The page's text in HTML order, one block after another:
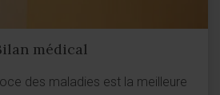
médical
des maladies est la meilleure